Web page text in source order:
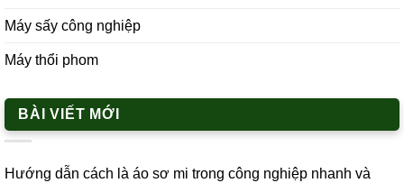
Máy sấy công nghiệp
Máy thổi phom
BÀI VIẾT MỚI
Hướng dẫn cách là áo sơ mi trong công nghiệp nhanh và